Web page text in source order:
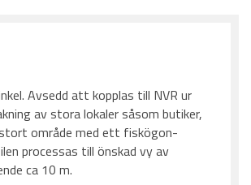
Avsedd att kopplas till NVR ur
av stora lokaler såsom butiker,
område med ett fiskögon-
processas till önskad vy av
ca 10 m.